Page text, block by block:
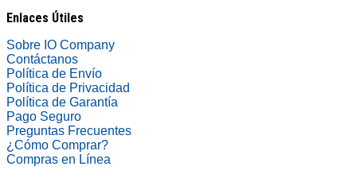
Enlaces Útiles
Sobre IO Company
Contáctanos
Política de Envío
Política de Privacidad
Política de Garantía
Pago Seguro
Preguntas Frecuentes
¿Cómo Comprar?
Compras en Línea